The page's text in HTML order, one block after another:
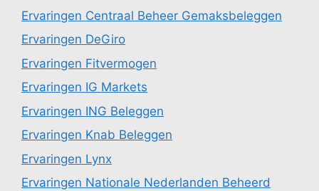
Ervaringen Centraal Beheer Gemaksbeleggen
Ervaringen DeGiro
Ervaringen Fitvermogen
Ervaringen IG Markets
Ervaringen ING Beleggen
Ervaringen Knab Beleggen
Ervaringen Lynx
Ervaringen Nationale Nederlanden Beheerd